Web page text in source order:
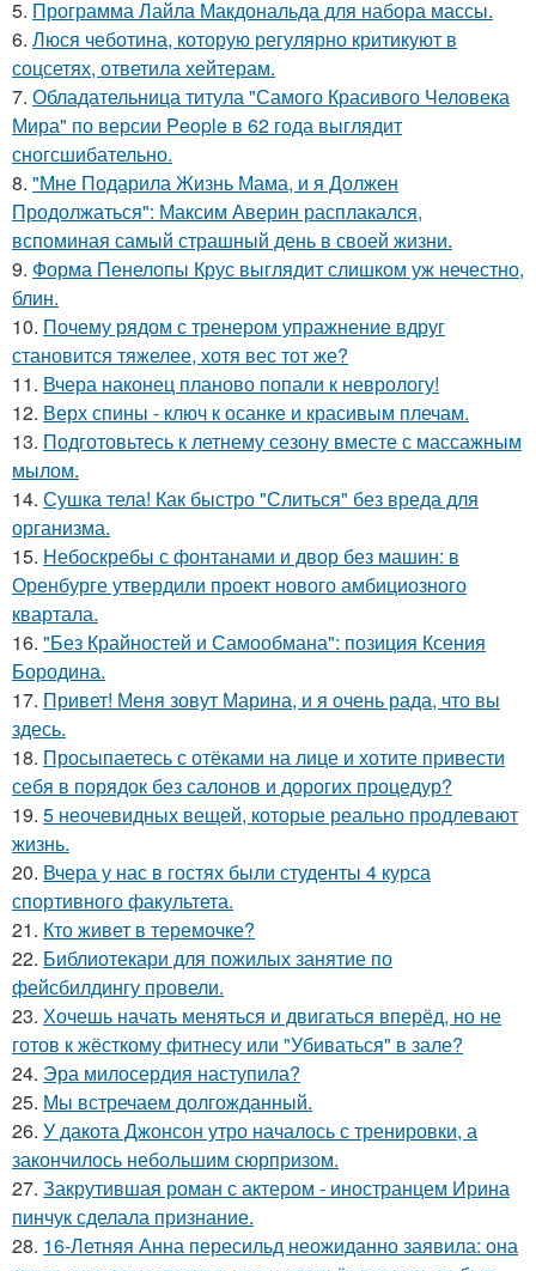
5. Программа Лайла Макдональда для набора массы.
6. Люся чеботина, которую регулярно критикуют в
соцсетях, ответила хейтерам.
7. Обладательница титула "Самого Красивого Человека
Мира" по версии People в 62 года выглядит
сногсшибательно.
8. "Мне Подарила Жизнь Мама, и я Должен
Продолжаться": Максим Аверин расплакался,
вспоминая самый страшный день в своей жизни.
9. Форма Пенелопы Крус выглядит слишком уж нечестно,
блин.
10. Почему рядом с тренером упражнение вдруг
становится тяжелее, хотя вес тот же?
11. Вчера наконец планово попали к неврологу!
12. Верх спины - ключ к осанке и красивым плечам.
13. Подготовьтесь к летнему сезону вместе с массажным
мылом.
14. Сушка тела! Как быстро "Слиться" без вреда для
организма.
15. Небоскребы с фонтанами и двор без машин: в
Оренбурге утвердили проект нового амбициозного
квартала.
16. "Без Крайностей и Самообмана": позиция Ксения
Бородина.
17. Привет! Меня зовут Марина, и я очень рада, что вы
здесь.
18. Просыпаетесь с отёками на лице и хотите привести
себя в порядок без салонов и дорогих процедур?
19. 5 неочевидных вещей, которые реально продлевают
жизнь.
20. Вчера у нас в гостях были студенты 4 курса
спортивного факультета.
21. Кто живет в теремочке?
22. Библиотекари для пожилых занятие по
фейсбилдингу провели.
23. Хочешь начать меняться и двигаться вперёд, но не
готов к жёсткому фитнесу или "Убиваться" в зале?
24. Эра милосердия наступила?
25. Мы встречаем долгожданный.
26. У дакота Джонсон утро началось с тренировки, а
закончилось небольшим сюрпризом.
27. Закрутившая роман с актером - иностранцем Ирина
пинчук сделала признание.
28. 16-Летняя Анна пересильд неожиданно заявила: она